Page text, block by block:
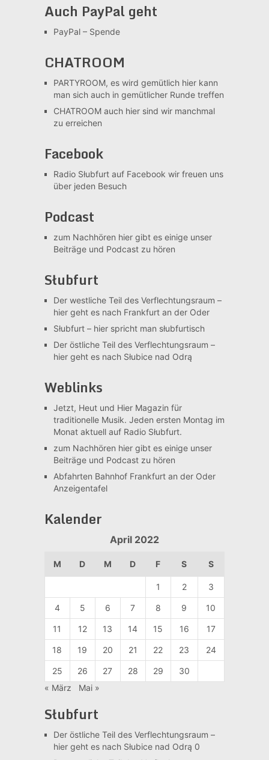
Auch PayPal geht
PayPal – Spende
CHATROOM
PARTYROOM, es wird gemütlichhier kann
man sich auch in gemütlicher Runde treffen
CHATROOMauch hier sind wir manchmal
zu erreichen
Facebook
Radio Słubfurt auf Facebook wir freuen uns
über jeden Besuch
Podcast
zum Nachhören hier gibt es einige unser
Beiträge und Podcast zu hören
Słubfurt
Der westliche Teil des Verflechtungsraum –
hier geht es nach Frankfurt an der Oder
Słubfurt –hier spricht man słubfurtisch
Der östliche Teil des Verflechtungsraum –
hier geht es nach Słubice nad Odrą
Weblinks
Jetzt, Heut und HierMagazin für
traditionelle Musik. Jeden ersten Montag im
Monat aktuell auf Radio Słubfurt.
zum Nachhören hier gibt es einige unser
Beiträge und Podcast zu hören
Abfahrten Bahnhof Frankfurt an der Oder
Anzeigentafel
Kalender
April 2022
M D M D F S S
1 2 3
4 5 6 7 8 9 10
11 12 13 14 15 16 17
18 19 20 21 22 23 24
25 26 27 28 29
30
« März
Mai »
Słubfurt
Der östliche Teil des Verflechtungsraum –
hier geht es nach Słubice nad Odrą 0